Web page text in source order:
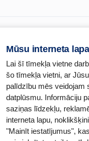
Mūsu interneta
Lai šī tīmekļa vietne
šo tīmekļa vietni, ar
palīdzību mēs veidojam
datplūsmu. Informāciju
saziņas līdzekļu,
interneta lapu,
"Mainīt iestatījumus",
novads, LV-2130
E-